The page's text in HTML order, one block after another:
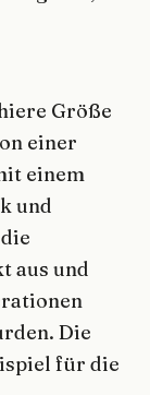
Größe
einer
einem
und
aus und
Die
für die